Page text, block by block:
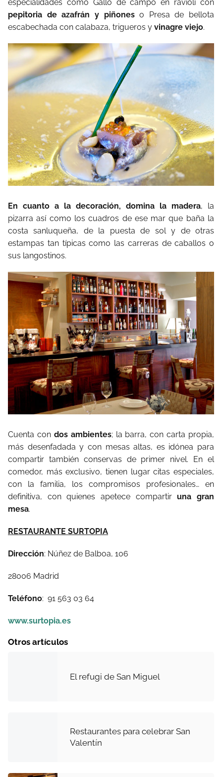
especialidades como Gallo de campo en ravioli con
pepitoria de azafrán y piñoneso Presa de bellota
escabechada con calabaza, trigueros y vinagre viejo.
En cuanto a la decoración, domina la madera, la
pizarra así como los cuadros de ese mar que baña la
costa sanluqueña, de la puesta de sol y de otras
estampas tan típicas como las carreras de caballos o
sus langostinos.
Cuenta con dos ambientes; la barra, con carta propia,
más desenfadada y con mesas altas, es idónea para
compartir también conservas de primer nivel. En el
comedor, más exclusivo, tienen lugar citas especiales,
con la familia, los compromisos profesionales… en
definitiva, con quienes apetece compartiruna gran
mesa.
RESTAURANTE SURTOPIA
Dirección: Núñez de Balboa, 106
28006 Madrid
Teléfono: 91 563 03 64
www.surtopia.es
Otros artículos
El refugi de San Miguel
Restaurantes para celebrar San
Valentín